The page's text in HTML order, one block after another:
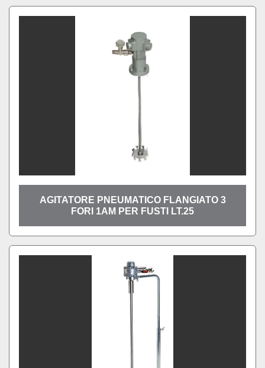
AGITATORE PNEUMATICO FLANGIATO 3
FORI 1AM PER FUSTI LT.25